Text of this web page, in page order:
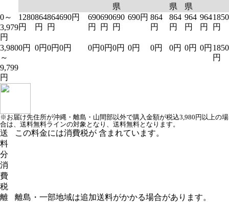
県
県
県
0～
3,979
円
1280
円
864
円
864
円
690円
690
円
690
円
690
円
690円 864
円
864
円
964
円
964
円
1850
円
3,980
～
9,799
円
0円 0円0円0円 0円0円0円 0円 0円 0円 0円 0円 1850
円
※お届け先住所が沖縄・離島・山間部以外で購入金額が税込3,980円以上の場
合は、送料無料ラインの対象となり、送料無料となります。
送
料
分
消
費
税
この料金には消費税が 含まれています。
離
離島・一部地域は追加送料がかかる場合があります。